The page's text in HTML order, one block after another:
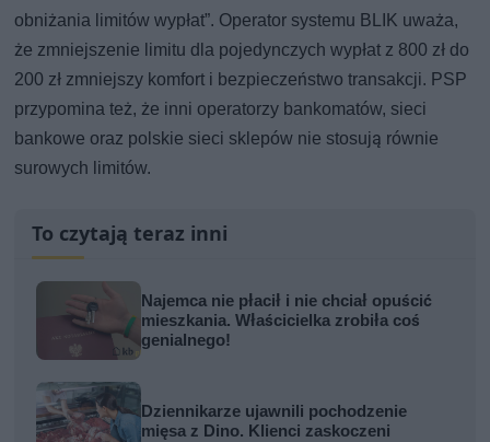
obniżania limitów wypłat”. Operator systemu BLIK uważa,
że zmniejszenie limitu dla pojedynczych wypłat z 800 zł do
200 zł zmniejszy komfort i bezpieczeństwo transakcji. PSP
przypomina też, że inni operatorzy bankomatów, sieci
bankowe oraz polskie sieci sklepów nie stosują równie
surowych limitów.
To czytają teraz inni
Najemca nie płacił i nie chciał opuścić
mieszkania. Właścicielka zrobiła coś
genialnego!
Dziennikarze ujawnili pochodzenie
mięsa z Dino. Klienci zaskoczeni